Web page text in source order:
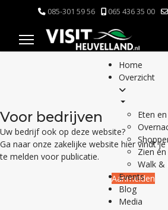
085-301 59 56 065 436 35 00
Home
Overzicht
Eten
Zien
Walk &
Events
Blog
Media
Voor bedrijven
Uw bedrijf ook op deze website?
Ga naar onze zakelijke website hier vindt
te melden voor publicatie.
Aanmelden